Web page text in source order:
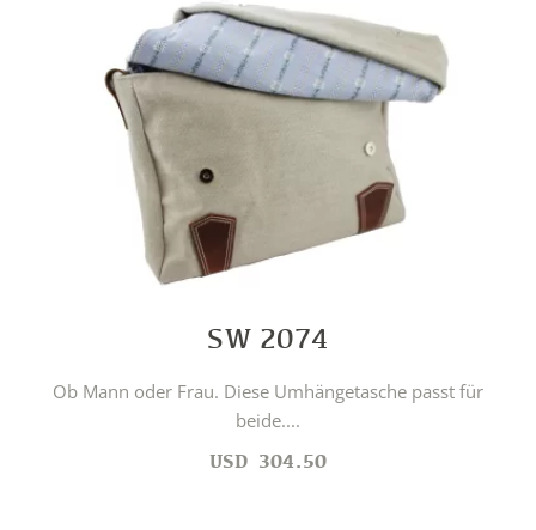
SW 2074
Ob Mann oder Frau. Diese Umhängetasche passt für
beide....
USD 304.50